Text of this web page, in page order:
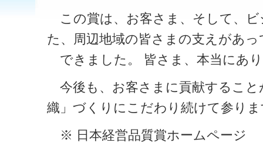
この賞は、お客さま、そして、
た、周辺地域の皆さまの支えがあ
できました。 皆さま、本当にあ
今後も、お客さまに貢献すること
織」づくりにこだわり続けて参り
※ 日本経営品質賞ホームペー